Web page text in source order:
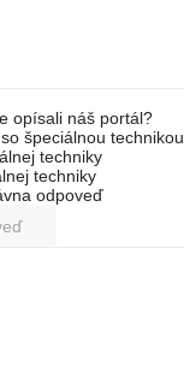
opísali náš portál?
špeciálnou technikou
techniky
techniky
odpoveď